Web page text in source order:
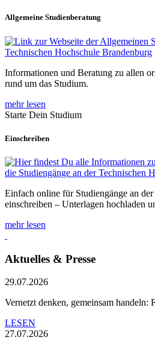
Allgemeine Studienberatung
Informationen und Beratung zu allen
rund um das Studium.
mehr lesen
Starte Dein Studium
Einschreiben
Einfach online für Studiengänge an
einschreiben – Unterlagen hochladen
mehr lesen
Aktuelles & Presse
29.07.2026
Vernetzt denken, gemeinsam handeln:
LESEN
27.07.2026